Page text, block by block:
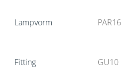
Lampvorm PAR16
Fitting GU10